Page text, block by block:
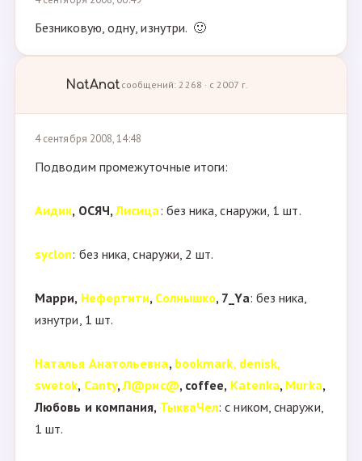
Безниковую, одну, изнутри. 🙂
NatAnat сообщений: 2268 · с 2007 г.
4 сентября 2008, 14:48
Подводим промежуточные итоги:
Аидик, ОСЯЧ,Лисица: без ника, снаружи, 1 шт.
syclon: без ника, снаружи, 2 шт.
Марри, Нефертити, Солнышко, 7_Ya: без ника,
изнутри, 1 шт.
Наталья Анатольевна,bookmark, denisk,
swetok, Canty,Л@рис@, coffee, Katenka, Murka,
Любовь и компания, ТыкваЧел: с ником, снаружи,
1 шт.